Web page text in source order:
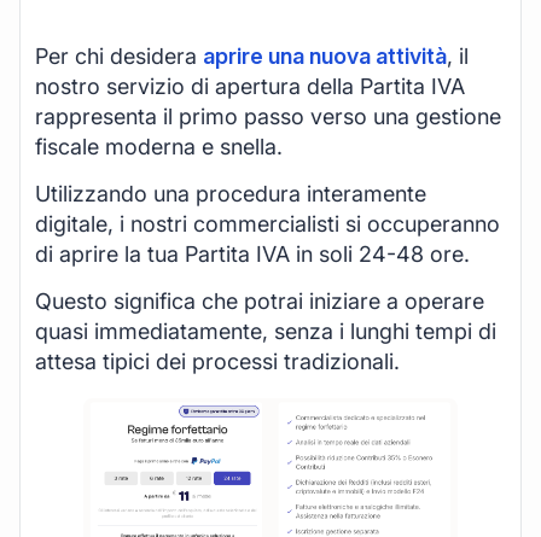
Per chi desidera aprire una nuova attività, il
nostro servizio di apertura della Partita IVA
rappresenta il primo passo verso una gestione
fiscale moderna e snella.
Utilizzando una procedura interamente
digitale, i nostri commercialisti si occuperanno
di aprire la tua Partita IVA in soli 24-48 ore.
Questo significa che potrai iniziare a operare
quasi immediatamente, senza i lunghi tempi di
attesa tipici dei processi tradizionali.